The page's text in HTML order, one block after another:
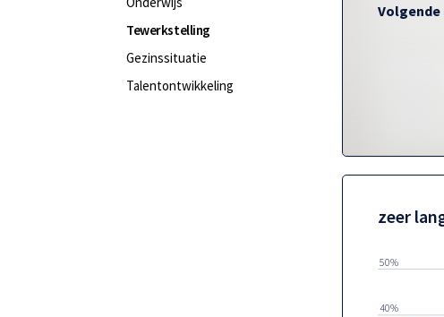
Tewerkstelling
Gezinssituatie
Talentontwikkeling
zeer
40%
50%